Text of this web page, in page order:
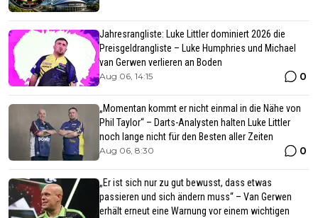
Jahresrangliste: Luke Littler dominiert 2026 die
Preisgeldrangliste – Luke Humphries und Michael
van Gerwen verlieren an Boden
Aug 06, 14:15 0
„Momentan kommt er nicht einmal in die Nähe von
Phil Taylor“ – Darts-Analysten halten Luke Littler
noch lange nicht für den Besten aller Zeiten
Aug 06, 8:30 0
„Er ist sich nur zu gut bewusst, dass etwas
passieren und sich ändern muss“ – Van Gerwen
erhält erneut eine Warnung vor einem wichtigen